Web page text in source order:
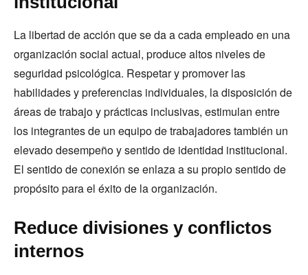
La libertad de acción que se da a cada empleado en una
organización social actual, produce altos niveles de
seguridad psicológica. Respetar y promover las
habilidades y preferencias individuales, la disposición de
áreas de trabajo y prácticas inclusivas, estimulan entre
los integrantes de un equipo de trabajadores también un
elevado desempeño y sentido de identidad institucional.
El sentido de conexión se enlaza a su propio sentido de
propósito para el éxito de la organización.
Reduce divisiones y conflictos
internos